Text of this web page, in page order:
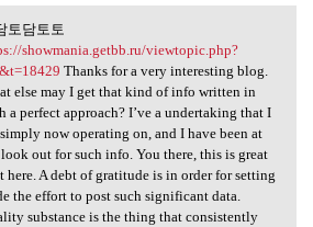
담토토 https://showmania
토담토토
showmania.getbb.ru/viewtopic.php?
Thanks for a very interesting blog.
else may I get that kind of info written in
a perfect approach? I’ve a undertaking that I
now operating on, and I have been at
out for such info. You there, this is great
here. A debt of gratitude is in order for setting
the effort to post such significant data.
substance is the thing that consistently